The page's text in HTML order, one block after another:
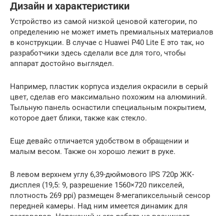
Дизайн и характеристики
Устройство из самой низкой ценовой категории, по
определению не может иметь премиальных материалов
в конструкции. В случае с Huawei P40 Lite E это так, но
разработчики здесь сделали все для того, чтобы
аппарат достойно выглядел.
Например, пластик корпуса изделия окрасили в серый
цвет, сделав его максимально похожим на алюминий.
Тыльную панель оснастили специальным покрытием,
которое дает блики, также как стекло.
Еще девайс отличается удобством в обращении и
малым весом. Также он хорошо лежит в руке.
В левом верхнем углу 6,39-дюймового IPS 720p ЖК-
дисплея (19,5: 9, разрешение 1560×720 пикселей,
плотность 269 ppi) размещен 8-мегапиксельный сенсор
передней камеры. Над ним имеется динамик для